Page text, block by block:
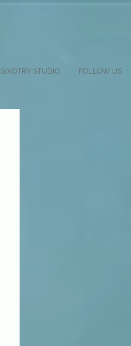
SIXOTRY STUDIO FOLLOW US